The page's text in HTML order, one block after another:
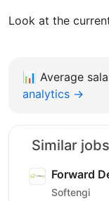
Look at the
📊 Average
analytics →
Similar jobs
Forward
Softengi